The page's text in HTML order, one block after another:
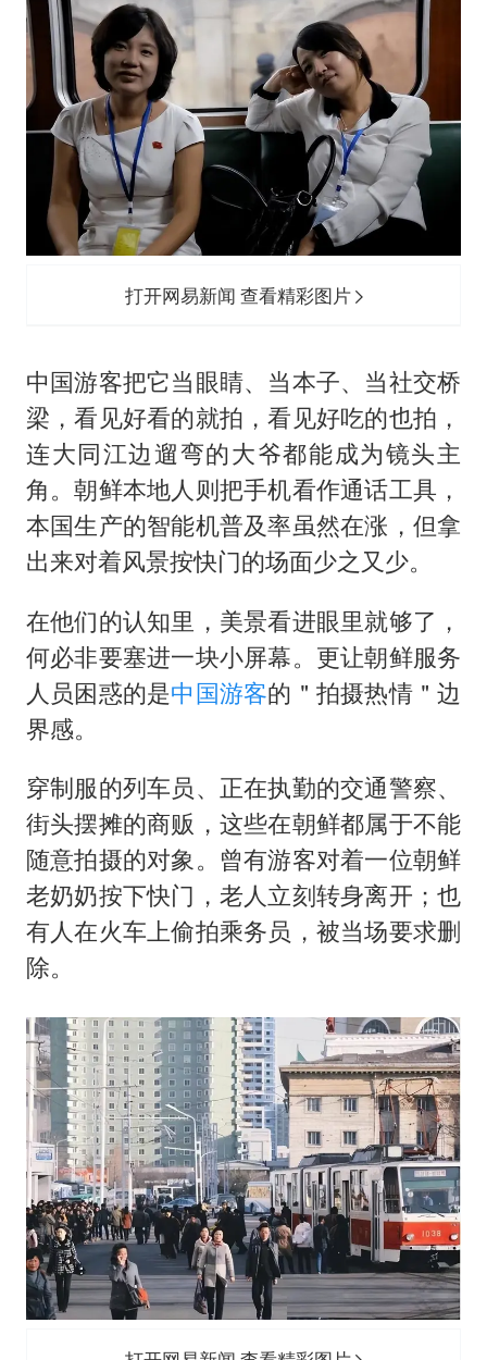
打开网易新闻 查看精彩图片
中国游客把它当眼睛、当本子、当社交桥
梁，看见好看的就拍，看见好吃的也拍，
连大同江边遛弯的大爷都能成为镜头主
角。朝鲜本地人则把手机看作通话工具，
本国生产的智能机普及率虽然在涨，但拿
出来对着风景按快门的场面少之又少。
在他们的认知里，美景看进眼里就够了，
何必非要塞进一块小屏幕。更让朝鲜服务
人员困惑的是中国游客的＂拍摄热情＂边
界感。
穿制服的列车员、正在执勤的交通警察、
街头摆摊的商贩，这些在朝鲜都属于不能
随意拍摄的对象。曾有游客对着一位朝鲜
老奶奶按下快门，老人立刻转身离开；也
有人在火车上偷拍乘务员，被当场要求删
除。